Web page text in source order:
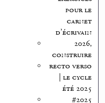
pour le
carnet
d’écrivain
2026,
construire
recto verso
| le cycle
été 2025
#2025